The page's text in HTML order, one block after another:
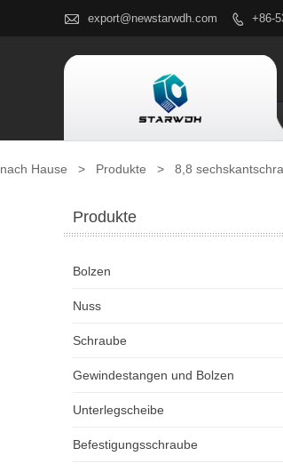
 export@newstarwdh.com  +86-
nach Hause > Produkte > 8,8
Produkte
Bolzen
Nuss
Schraube
Gewindestangen und Bolzen
Unterlegscheibe
Befestigungsschraube